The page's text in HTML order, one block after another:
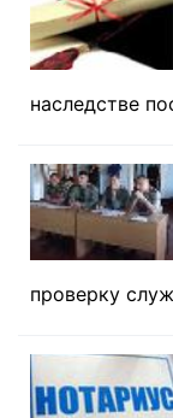
наследстве
проверку